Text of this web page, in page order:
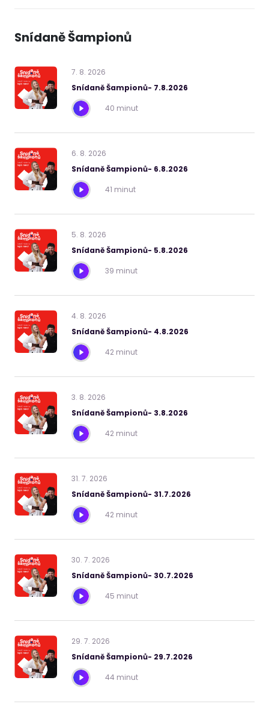
Snídaně Šampionů
7. 8. 2026
Snídaně Šampionů- 7.8.2026
40 minut
6. 8. 2026
Snídaně Šampionů- 6.8.2026
41 minut
5. 8. 2026
Snídaně Šampionů- 5.8.2026
39 minut
4. 8. 2026
Snídaně Šampionů- 4.8.2026
42 minut
3. 8. 2026
Snídaně Šampionů- 3.8.2026
42 minut
31. 7. 2026
Snídaně Šampionů- 31.7.2026
42 minut
30. 7. 2026
Snídaně Šampionů- 30.7.2026
45 minut
29. 7. 2026
Snídaně Šampionů- 29.7.2026
44 minut